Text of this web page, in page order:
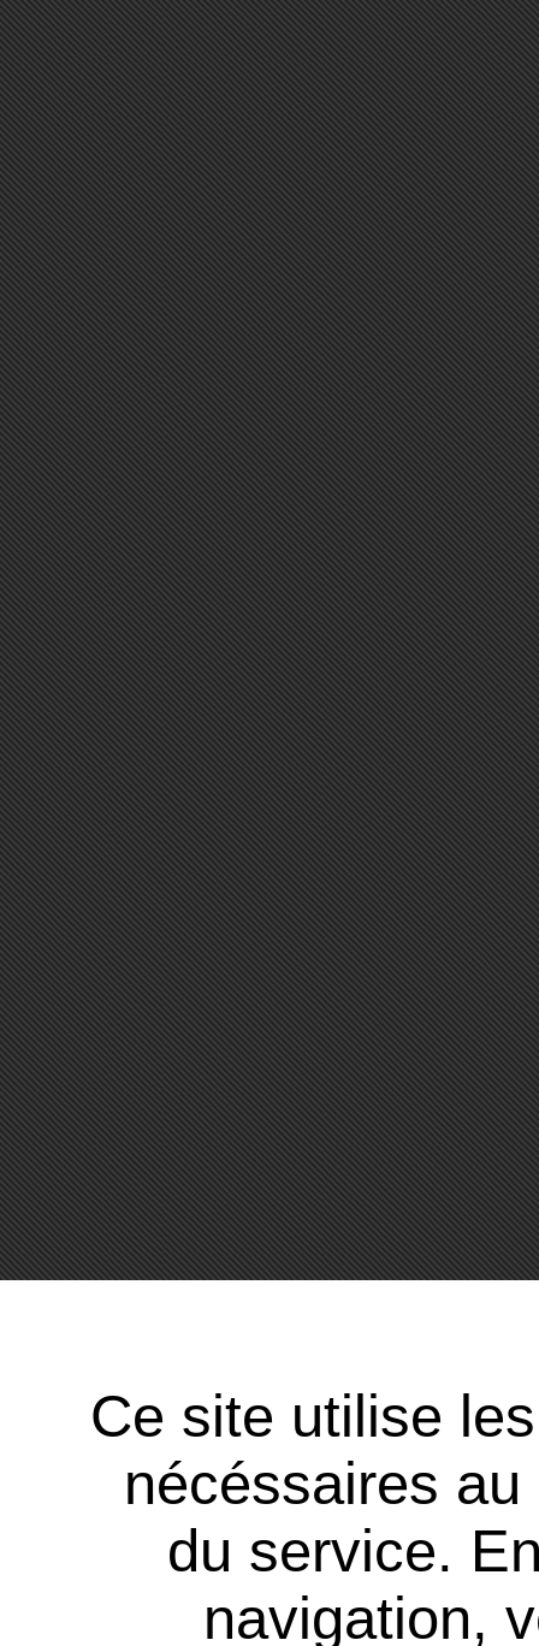
Ce site utilise
nécéssaires
du service.
navigation,